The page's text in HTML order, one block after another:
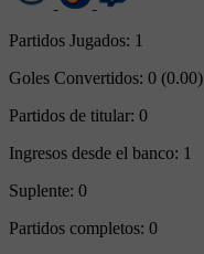
Partidos Jugados: 1
Goles Convertidos: 0 (0.00)
Partidos de titular: 0
Ingresos desde el banco: 1
Suplente: 0
Partidos completos: 0